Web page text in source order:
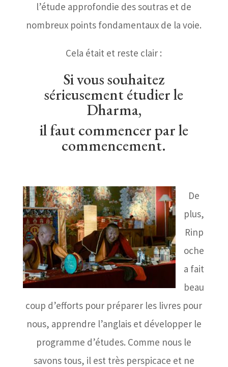
l’étude approfondie des soutras et de
nombreux points fondamentaux de la voie.
Cela était et reste clair :
Si vous souhaitez
sérieusement étudier le
Dharma,
il faut commencer par le
commencement.
De
plus,
Rinp
oche
a fait
beau
coup d’efforts pour préparer les livres pour
nous, apprendre l’anglais et développer le
programme d’études. Comme nous le
savons tous, il est très perspicace et ne